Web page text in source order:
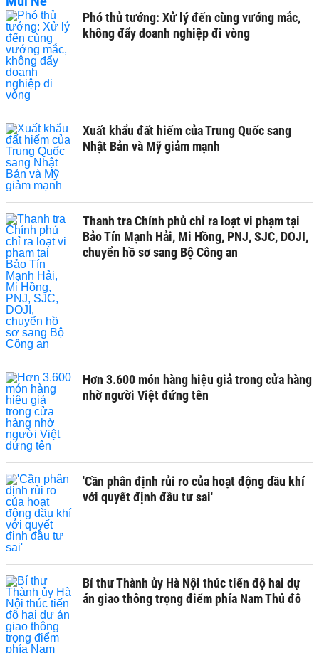
Phó thủ tướng: Xử lý đến cùng vướng mắc,
không đẩy doanh nghiệp đi vòng
Xuất khẩu đất hiếm của Trung Quốc sang
Nhật Bản và Mỹ giảm mạnh
Thanh tra Chính phủ chỉ ra loạt vi phạm tại
Bảo Tín Mạnh Hải, Mi Hồng, PNJ, SJC, DOJI,
chuyển hồ sơ sang Bộ Công an
Hơn 3.600 món hàng hiệu giả trong cửa hàng
nhờ người Việt đứng tên
'Cần phân định rủi ro của hoạt động dầu khí
với quyết định đầu tư sai'
Bí thư Thành ủy Hà Nội thúc tiến độ hai dự
án giao thông trọng điểm phía Nam Thủ đô